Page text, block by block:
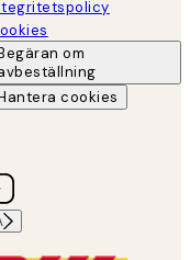
om
cookies